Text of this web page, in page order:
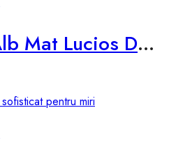
Verighete Aur Alb Mat Lucios D854